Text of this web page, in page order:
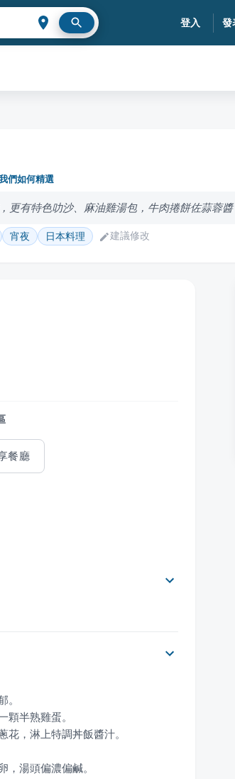
登入 發
們如何精選
更有特色叻沙、麻油雞湯包，牛肉捲餅佐蒜蓉醬
宵夜 日本料理 建議修改
餐廳
，湯頭偏濃偏鹹。